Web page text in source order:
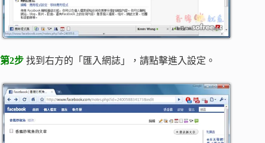
第2步 找到右方的「匯入網誌」，請點擊進入設定。